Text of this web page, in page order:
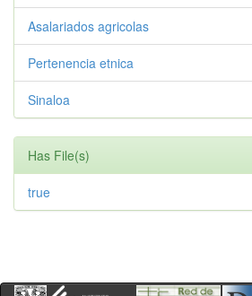
Asalariados agricolas
Pertenencia etnica
Sinaloa
Has File(s)
true